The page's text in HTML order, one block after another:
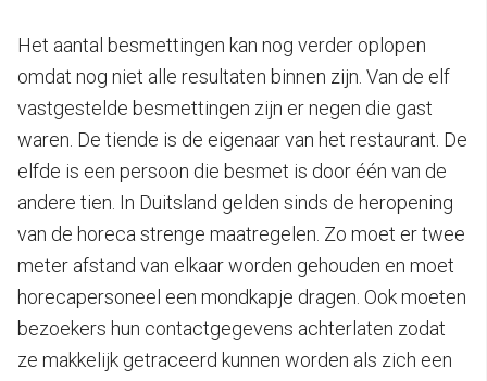
Het aantal besmettingen kan nog verder oplopen
omdat nog niet alle resultaten binnen zijn. Van de elf
vastgestelde besmettingen zijn er negen die gast
waren. De tiende is de eigenaar van het restaurant. De
elfde is een persoon die besmet is door één van de
andere tien. In Duitsland gelden sinds de heropening
van de horeca strenge maatregelen. Zo moet er twee
meter afstand van elkaar worden gehouden en moet
horecapersoneel een mondkapje dragen. Ook moeten
bezoekers hun contactgegevens achterlaten zodat
ze makkelijk getraceerd kunnen worden als zich een